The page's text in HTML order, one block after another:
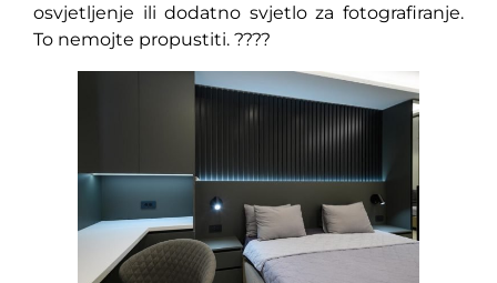
osvjetljenje ili dodatno svjetlo za fotografiranje.
To nemojte propustiti. ????